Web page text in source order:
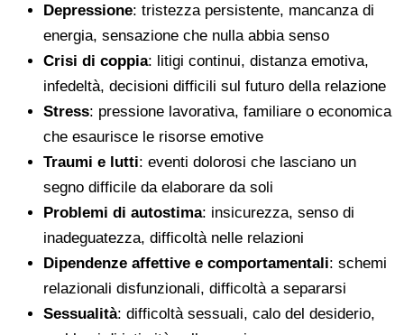
Depressione: tristezza persistente, mancanza di
energia, sensazione che nulla abbia senso
Crisi di coppia: litigi continui, distanza emotiva,
infedeltà, decisioni difficili sul futuro della relazione
Stress: pressione lavorativa, familiare o economica
che esaurisce le risorse emotive
Traumi e lutti: eventi dolorosi che lasciano un
segno difficile da elaborare da soli
Problemi di autostima: insicurezza, senso di
inadeguatezza, difficoltà nelle relazioni
Dipendenze affettive e comportamentali: schemi
relazionali disfunzionali, difficoltà a separarsi
Sessualità: difficoltà sessuali, calo del desiderio,